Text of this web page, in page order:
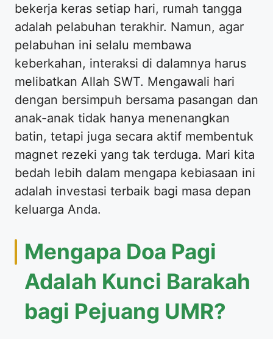
bekerja keras setiap hari, rumah tangga
adalah pelabuhan terakhir. Namun, agar
pelabuhan ini selalu membawa
keberkahan, interaksi di dalamnya harus
melibatkan Allah SWT. Mengawali hari
dengan bersimpuh bersama pasangan dan
anak-anak tidak hanya menenangkan
batin, tetapi juga secara aktif membentuk
magnet rezeki yang tak terduga. Mari kita
bedah lebih dalam mengapa kebiasaan ini
adalah investasi terbaik bagi masa depan
keluarga Anda.
Mengapa Doa Pagi
Adalah Kunci Barakah
bagi Pejuang UMR?